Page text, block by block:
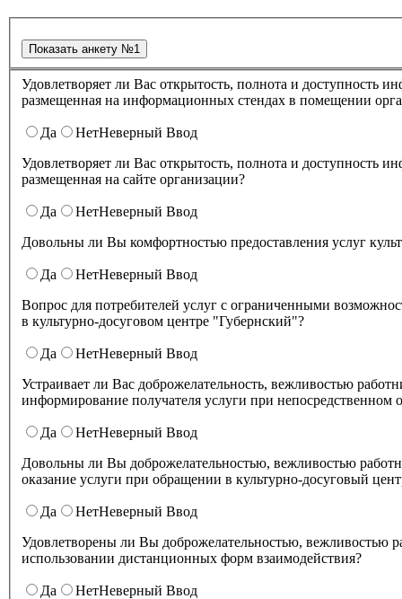
Удовлетворяет ли Вас открытость, полнота и доступность информации о деятельности в культурно-досуговом центре "Губернский" ,
размещенная на информационных стендах в помещении
Да НетНеверный Ввод
Удовлетворяет ли Вас открытость, полнота и доступность информации о деятельности культурно-досугового центра "Губернский" ,
размещенная на сайте организации?
Да НетНеверный Ввод
Довольны ли Вы комфортностью предоставления услуг
Да НетНеверный Ввод
Вопрос для потребителей услуг с ограниченными
в культурно-досуговом центре "Губернский"?
Да НетНеверный Ввод
Устраивает ли Вас доброжелательность, вежливостью работников организации культуры, обеспечивающих первичный контакт и
информирование получателя услуги при
Да НетНеверный Ввод
Довольны ли Вы доброжелательностью, вежливостью
оказание услуги при обращении в культурно-досуговый
Да НетНеверный Ввод
Удовлетворены ли Вы доброжелательностью, вежливостью работников культурно-досугового центра "Губернский" при
использовании дистанционных форм взаимодействия?
Да НетНеверный Ввод